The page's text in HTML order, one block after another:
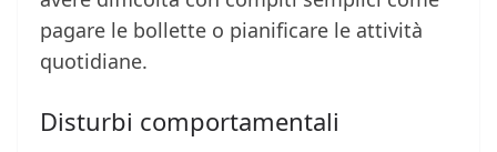
pagare le bollette o pianificare le attività
quotidiane.
Disturbi comportamentali